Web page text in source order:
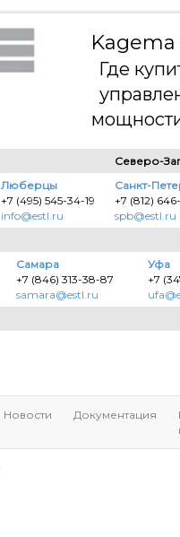
Kagema
Где
Северо-
Люберцы
+7 (495) 545-34-19
info@estl.ru
Санкт-
+7 (812)
spb@estl.ru
Самара
+7 (846) 313-38-87
samara@estl.ru
Уфа
+7
Новости Документация